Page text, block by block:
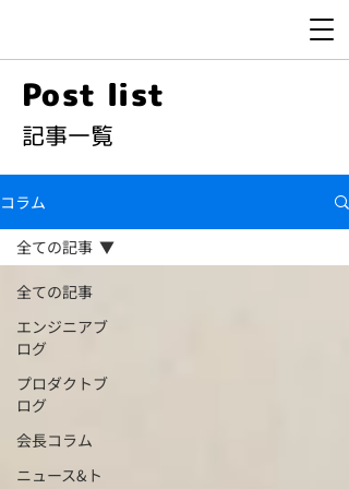
Post list
​記事一覧
コラム
全ての記事
エンジニアブ
ログ
プロダクトブ
ログ
会長コラム
ニュース&ト
全ての記事